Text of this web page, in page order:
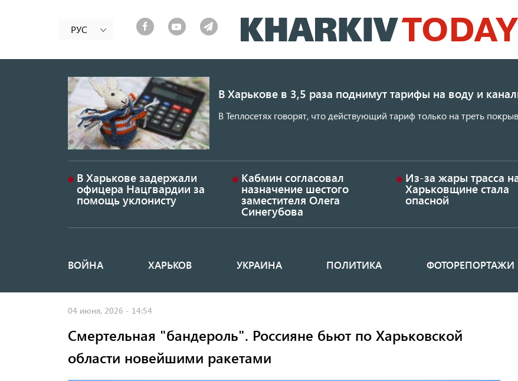
к
основному
РУС
В Харькове в 3,5 раза поднимут тарифы на воду и
В Теплосетях говорят, что действующий тариф только на треть
В Харькове задержали
офицера Нацгвардии за
помощь уклонисту
Кабмин согласовал
назначение шестого
заместителя Олега
Синегубова
Из-за жары трасса
Харьковщине стала
опасной
Основная
ВОЙНА ХАРЬКОВ УКРАИНА ПОЛИТИКА ФОТОРЕПОРТАЖИ
04 июня, 2026 - 14:54
Смертельная "бандероль". Россияне бьют по Харьковской
области новейшими ракетами